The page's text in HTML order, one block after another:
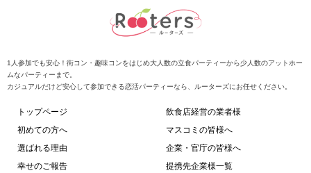
1人参加でも安心！街コン・趣味コンをはじめ大人数の立食パーティーから少人数のアットホー
ムなパーティーまで。
カジュアルだけど安心して参加できる恋活パーティーなら、ルーターズにお任せください。
トップページ
初めての方へ
選ばれる理由
幸せのご報告
飲食店経営の業者様
マスコミの皆様へ
企業・官庁の皆様へ
提携先企業様一覧